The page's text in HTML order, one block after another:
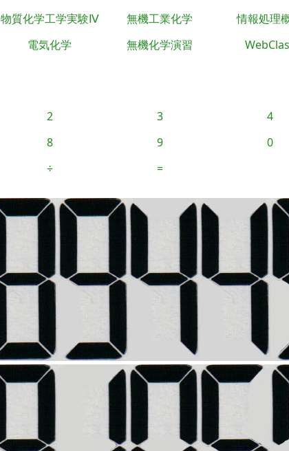
物質化学工学実験Ⅳ 無機工業化学 情報処理
電気化学 無機化学演習
2 3 4
8 9 0
÷ =